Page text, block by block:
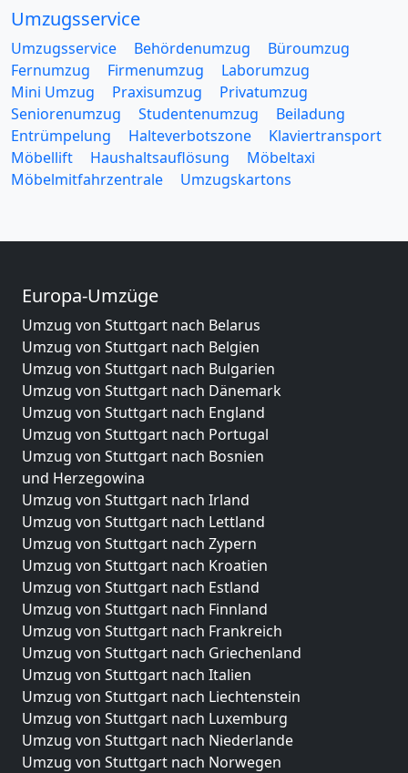
Umzugsservice
Umzugsservice Behördenumzug
Büroumzug
Fernumzug
Firmenumzug
Laborumzug
Mini Umzug
Praxisumzug
Privatumzug
Seniorenumzug
Studentenumzug
Beiladung
Entrümpelung
Halteverbotszone
Klaviertransport
Möbellift
Haushaltsauflösung
Möbeltaxi
Möbelmitfahrzentrale
Umzugskartons
Europa-Umzüge
Umzug von Stuttgart nach Belarus
Umzug von Stuttgart nach Belgien
Umzug von Stuttgart nach Bulgarien
Umzug von Stuttgart nach Dänemark
Umzug von Stuttgart nach England
Umzug von Stuttgart nach Portugal
Umzug von Stuttgart nach Bosnien
und Herzegowina
Umzug von Stuttgart nach Irland
Umzug von Stuttgart nach Lettland
Umzug von Stuttgart nach Zypern
Umzug von Stuttgart nach Kroatien
Umzug von Stuttgart nach Estland
Umzug von Stuttgart nach Finnland
Umzug von Stuttgart nach Frankreich
Umzug von Stuttgart nach Griechenland
Umzug von Stuttgart nach Italien
Umzug von Stuttgart nach Liechtenstein
Umzug von Stuttgart nach Luxemburg
Umzug von Stuttgart nach Niederlande
Umzug von Stuttgart nach Norwegen